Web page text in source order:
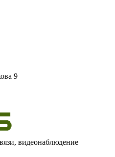
9
видеонаблюдение